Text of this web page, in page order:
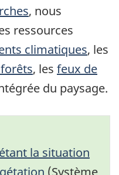
, nous
ressources
climatiques, les
, les feux de
du paysage.
la situation
(Système